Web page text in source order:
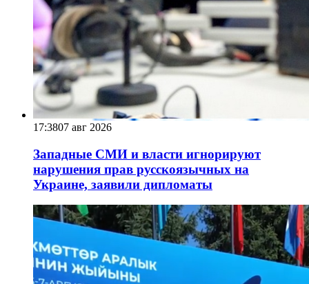
17:3807 авг 2026
Западные СМИ и власти игнорируют
нарушения прав русскоязычных на
Украине, заявили дипломаты